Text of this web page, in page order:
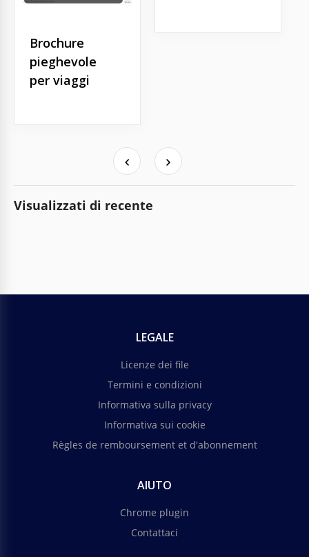
Brochure
pieghevole
per viaggi
Visualizzati di recente
LEGALE
Licenze dei file
Termini e condizioni
Informativa sulla privacy
Informativa sui cookie
Règles de remboursement et d'abonnement
AIUTO
Chrome plugin
Contattaci